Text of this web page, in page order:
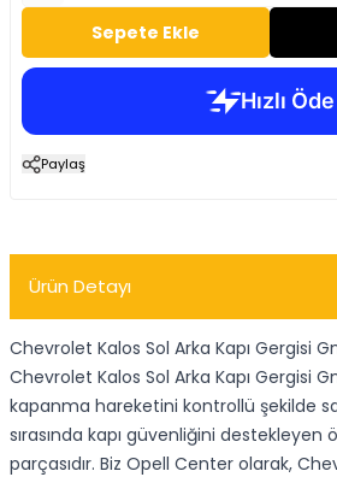
Sepete Ekle
Paylaş
Ürün Detayı
Chevrolet Kalos Sol Arka Kapı Gergisi
Chevrolet Kalos Sol Arka Kapı Gergisi
kapanma hareketini kontrollü şekilde
sırasında kapı güvenliğini destekleyen
parçasıdır. Biz Opell Center olarak,